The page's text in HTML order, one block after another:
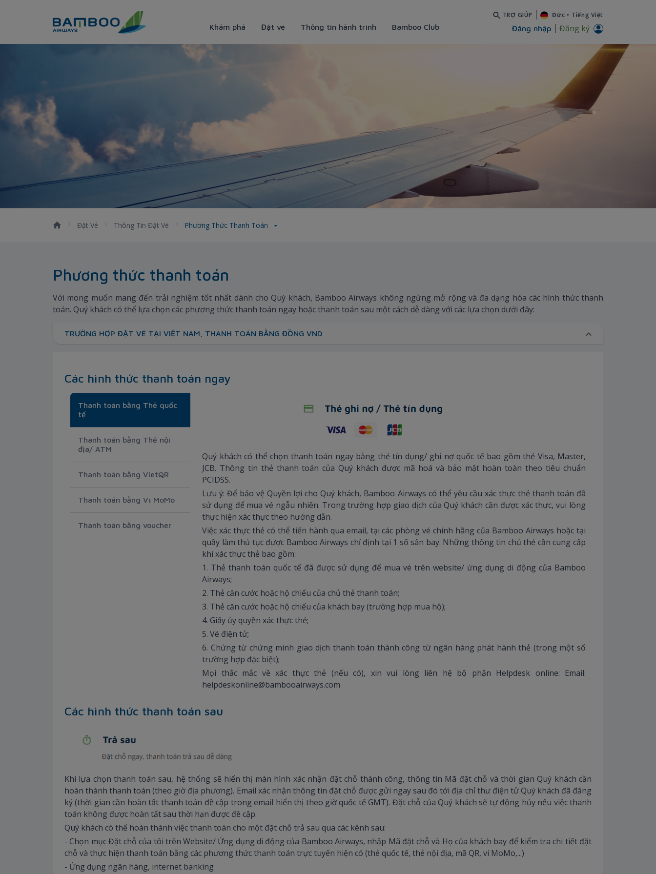
Khám phá Đặt vé Thông tin hành trình Bamboo Club
TRỢ GIÚP Đức • Tiếng Việt
Đăng nhập Đăng ký
Phương thức thanh toán - Bamboo Airways
Đặt Vé Thông Tin Đặt Vé Phương Thức Thanh Toán
Phương thức thanh toán
Với mong muốn mang đến trải nghiệm tốt nhất dành cho Quý khách, Bamboo Airways không ngừng mở rộng và đa dạng hóa các hình thức thanh
toán. Quý khách có thể lựa chọn các phương thức thanh toán ngay hoặc thanh toán sau một cách dễ dàng với các lựa chọn dưới đây:
TRƯỜNG HỢP ĐẶT VÉ TẠI VIỆT NAM, THANH TOÁN BẰNG ĐỒNG VND
Các hình thức thanh toán ngay
Thanh toán bằng Thẻ quốc
tế
Thanh toán bằng Thẻ nội
địa/ ATM
Thanh toán bằng VietQR
Thanh toán bằng Ví MoMo
Thanh toán bằng voucher
Quý khách có thể chọn thanh toán ngay bằng thẻ tín dụng/ ghi nợ quốc tế bao gồm thẻ Visa, Master,
JCB. Thông tin thẻ thanh toán của Quý khách được mã hoá và bảo mật hoàn toàn theo tiêu chuẩn
PCIDSS.
Lưu ý: Để bảo vệ Quyền lợi cho Quý khách, Bamboo Airways có thể yêu cầu xác thực thẻ thanh toán đã
sử dụng để mua vé ngẫu nhiên. Trong trường hợp giao dịch của Quý khách cần được xác thực, vui lòng
thực hiện xác thực theo hướng dẫn.
Việc xác thực thẻ có thể tiến hành qua email, tại các phòng vé chính hãng của Bamboo Airways hoặc tại
quầy làm thủ tục được Bamboo Airways chỉ định tại 1 số sân bay. Những thông tin chủ thẻ cần cung cấp
khi xác thực thẻ bao gồm:
1. Thẻ thanh toán quốc tế đã được sử dụng để mua vé trên website/ ứng dụng di động của Bamboo
Airways;
2. Thẻ căn cước hoặc hộ chiếu của chủ thẻ thanh toán;
3. Thẻ căn cước hoặc hộ chiếu của khách bay (trường hợp mua hộ);
4. Giấy ủy quyền xác thực thẻ;
5. Vé điện tử;
6. Chứng từ chứng minh giao dịch thanh toán thành công từ ngân hàng phát hành thẻ (trong một số
trường hợp đặc biệt);
Mọi thắc mắc về xác thực thẻ (nếu có), xin vui lòng liên hệ bộ phận Helpdesk online: Email:
helpdeskonline@bambooairways.com
Các hình thức thanh toán sau
Khi lựa chọn thanh toán sau, hệ thống sẽ hiển thị màn hình xác nhận đặt chỗ thành công, thông tin Mã đặt chỗ và thời gian Quý khách cần
hoàn thành thanh toán (theo giờ địa phương). Email xác nhận thông tin đặt chỗ được gửi ngay sau đó tới địa chỉ thư điện tử Quý khách đã đăng
ký (thời gian cần hoàn tất thanh toán đề cập trong email hiển thị theo giờ quốc tế GMT). Đặt chỗ của Quý khách sẽ tự động hủy nếu việc thanh
toán không được hoàn tất sau thời hạn được đề cập.
Quý khách có thể hoàn thành việc thanh toán cho một đặt chỗ trả sau qua các kênh sau:
- Chọn mục Đặt chỗ của tôi trên Website/ Ứng dụng di động của Bamboo Airways, nhập Mã đặt chỗ và Họ của khách bay để kiểm tra chi tiết đặt
chỗ và thực hiện thanh toán bằng các phương thức thanh toán trực tuyến hiện có (thẻ quốc tế, thẻ nội địa, mã QR, ví MoMo,...)
- Ứng dụng ngân hàng, internet banking